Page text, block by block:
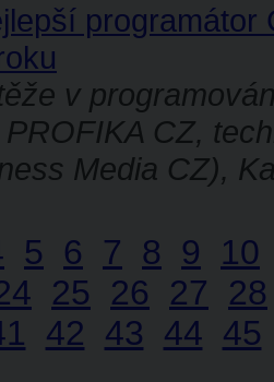
v
CZ,
Media CZ),
5 6 7 8 9
10
25 26 27
28
42 43 44 45